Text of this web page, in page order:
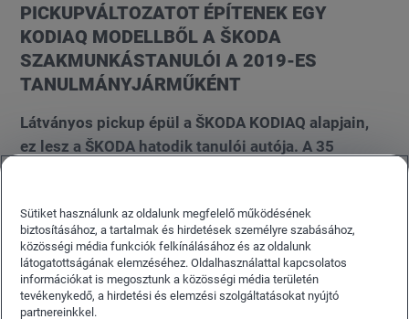
PICKUPVÁLTOZATOT ÉPÍTENEK EGY
KODIAQ MODELLBŐL A ŠKODA
SZAKMUNKÁSTANULÓI A 2019-ES
TANULMÁNYJÁRMŰKÉNT
Látványos pickup épül a ŠKODA KODIAQ alapjain,
ez lesz a ŠKODA hatodik tanulói autója. A 35
használják fel a ŠKODA KODIAQ típust a tanulói
tanulmányhoz. A ŠKODA mérnökeinek, valamint a
műszaki fejlesztés, a formatervezés és a gyártás
területén dolgozó munkatársainak szakszerű
támogatásával a cseh autógyártó legnagyobb
Sütiket használunk az oldalunk megfelelő működésének
biztosításához, a tartalmak és hirdetések személyre szabásához,
közösségi média funkciók felkínálásához és az oldalunk
látogatottságának elemzéséhez. Oldalhasználattal kapcsolatos
információkat is megosztunk a közösségi média területén
tevékenykedő, a hirdetési és elemzési szolgáltatásokat nyújtó
partnereinkkel.